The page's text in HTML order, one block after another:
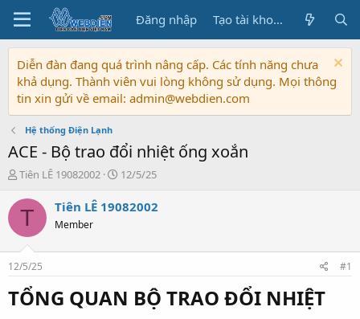
Đăng nhập Tạo tài khoản
Diễn đàn đang quá trình nâng cấp. Các tính năng chưa
khả dụng. Thành viên vui lòng không sử dụng. Mọi thông
tin xin gửi về email: admin@webdien.com
Hệ thống Điện Lạnh
ACE - Bộ trao đổi nhiệt ống xoắn
T
r
a
s
t
a
r
Tiên LÊ 19082002
N
à
ầ
u
12/5/25
T Tiên LÊ 19082002
Member
12/5/25 #1
TỔNG QUAN BỘ TRAO ĐỔI NHIỆT